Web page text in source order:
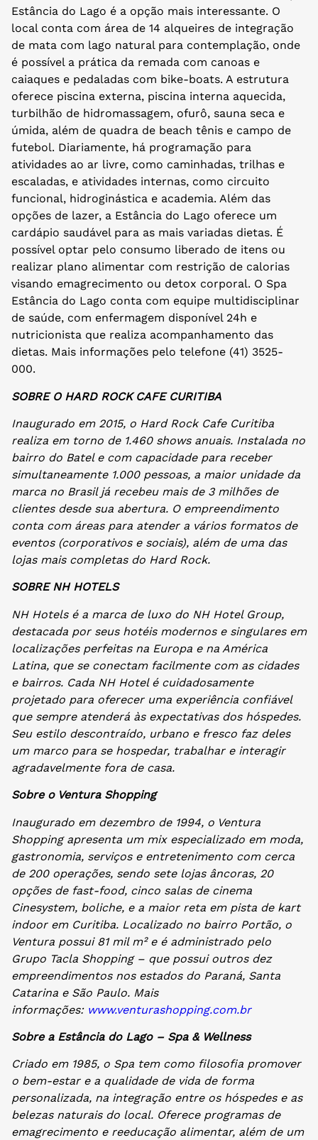
Estância do Lago é a opção mais interessante. O
local conta com área de 14 alqueires de integração
de mata com lago natural para contemplação, onde
é possível a prática da remada com canoas e
caiaques e pedaladas com bike-boats. A estrutura
oferece piscina externa, piscina interna aquecida,
turbilhão de hidromassagem, ofurô, sauna seca e
úmida, além de quadra de beach tênis e campo de
futebol. Diariamente, há programação para
atividades ao ar livre, como caminhadas, trilhas e
escaladas, e atividades internas, como circuito
funcional, hidroginástica e academia. Além das
opções de lazer, a Estância do Lago oferece um
cardápio saudável para as mais variadas dietas. É
possível optar pelo consumo liberado de itens ou
realizar plano alimentar com restrição de calorias
visando emagrecimento ou detox corporal. O Spa
Estância do Lago conta com equipe multidisciplinar
de saúde, com enfermagem disponível 24h e
nutricionista que realiza acompanhamento das
dietas. Mais informações pelo telefone (41) 3525-
000.
SOBRE O HARD ROCK CAFE CURITIBA
Inaugurado em 2015, o Hard Rock Cafe Curitiba
realiza em torno de 1.460 shows anuais. Instalada no
bairro do Batel e com capacidade para receber
simultaneamente 1.000 pessoas, a maior unidade da
marca no Brasil já recebeu mais de 3 milhões de
clientes desde sua abertura. O empreendimento
conta com áreas para atender a vários formatos de
eventos (corporativos e sociais), além de uma das
lojas mais completas do Hard Rock.
SOBRE NH HOTELS
NH Hotels é a marca de luxo do NH Hotel Group,
destacada por seus hotéis modernos e singulares em
localizações perfeitas na Europa e na América
Latina, que se conectam facilmente com as cidades
e bairros. Cada NH Hotel é cuidadosamente
projetado para oferecer uma experiência confiável
que sempre atenderá às expectativas dos hóspedes.
Seu estilo descontraído, urbano e fresco faz deles
um marco para se hospedar, trabalhar e interagir
agradavelmente fora de casa.
Sobre o Ventura Shopping
Inaugurado em dezembro de 1994, o Ventura
Shopping apresenta um mix especializado em moda,
gastronomia, serviços e entretenimento com cerca
de 200 operações, sendo sete lojas âncoras, 20
opções de fast-food, cinco salas de cinema
Cinesystem, boliche, e a maior reta em pista de kart
indoor em Curitiba. Localizado no bairro Portão, o
Ventura possui 81 mil m² e é administrado pelo
Grupo Tacla Shopping – que possui outros dez
empreendimentos nos estados do Paraná, Santa
Catarina e São Paulo. Mais
informações: www.venturashopping.com.br
Sobre a Estância do Lago – Spa & Wellness
Criado em 1985, o Spa tem como filosofia promover
o bem-estar e a qualidade de vida de forma
personalizada, na integração entre os hóspedes e as
belezas naturais do local. Oferece programas de
emagrecimento e reeducação alimentar, além de um